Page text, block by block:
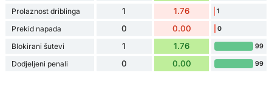
Prolaznost driblinga 1 1.76 1
Prekid napada 0 0.00 0
Blokirani šutevi 1 1.76 99
Dodjeljeni penali 0 0.00 99